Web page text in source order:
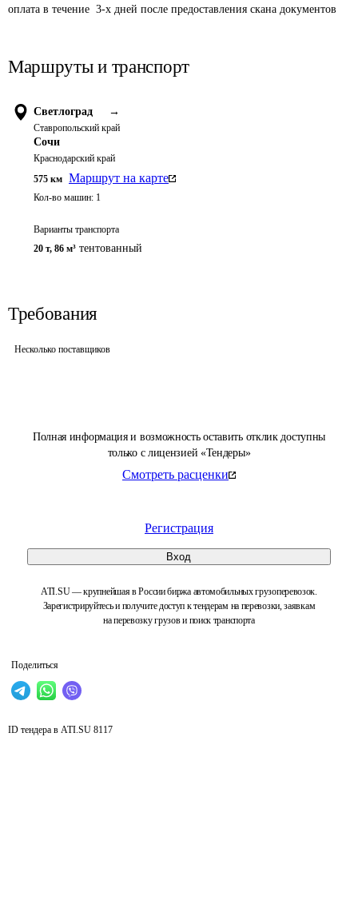
Полная информация и возможность оставить отклик доступны
только с лицензией «Тендеры»
Смотреть расценки
Регистрация
Вход
ATI.SU — крупнейшая в России биржа автомобильных грузоперевозок.
Зарегистрируйтесь и получите доступ к тендерам на перевозки, заявкам
на перевозку грузов и поиск транспорта
Поделиться
оплата в течение  3-х дней после предоставления скана документов
Маршруты и транспорт
Светлоград →
Ставропольский край
Сочи
Краснодарский край
575 км Маршрут на карте
Кол-во машин: 1
Варианты транспорта
20 т, 86 м³ тентованный
Требования
Несколько поставщиков
ID тендера в ATI.SU 8117